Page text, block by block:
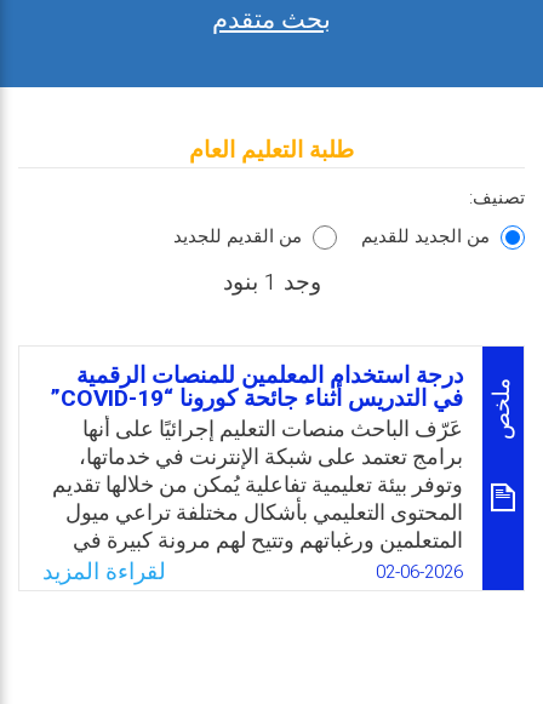
بحث متقدم
طلبة التعليم العام
تصنيف:
من الجديد للقديم
من القديم للجديد
وجد 1 بنود
ملخص
درجة استخدام المعلمين للمنصات الرقمية
في التدريس أثناء جائحة كورونا “COVID-19”
عَرّف الباحث منصات التعليم إجرائيًا على أنها
برامج تعتمد على شبكة الإنترنت في خدماتها،
وتوفر بيئة تعليمية تفاعلية يُمكن من خلالها تقديم
المحتوى التعليمي بأشكال مختلفة تراعي ميول
المتعلمين ورغباتهم وتتيح لهم مرونة كبيرة في
الوصول للمحتوى والتفاعل معه، ويُمكن توظيفها
كبرامج داعمة لأنظمة إدارة التعليم الذاتي.
02-06-2026 لقراءة المزيد